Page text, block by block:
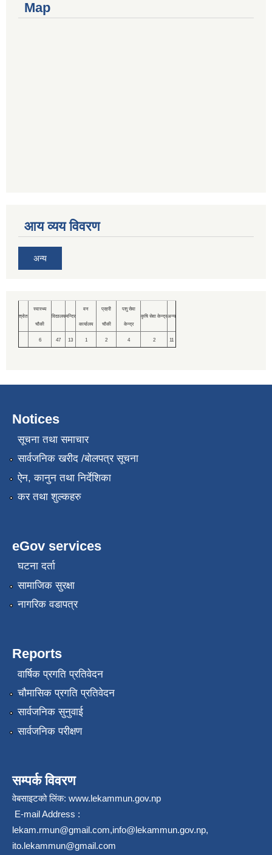
Map
आय व्यय विवरण
अन्य
श्रोत
स्वास्थ्य
चौकी
विद्यालयमन्दिर
वन
कार्यालय
प्रहरी
चौकी
पशु सेवा
केन्द्र
कृषि सेवा केन्द्रअन्य
6 47 13 1 2 4 2 11
Notices
सूचना तथा समाचार
सार्वजनिक खरीद /बोलपत्र सूचना
ऐन, कानुन तथा निर्देशिका
कर तथा शुल्कहरु
eGov services
घटना दर्ता
सामाजिक सुरक्षा
नागरिक वडापत्र
Reports
वार्षिक प्रगति प्रतिवेदन
चौमासिक प्रगति प्रतिवेदन
सार्वजनिक सुनुवाई
सार्वजनिक परीक्षण
सम्पर्क विवरण
वेबसाइटको लिंक: www.lekammun.gov.np
E-mail Address :
lekam.rmun@gmail.com,info@lekammun.gov.np,
ito.lekammun@gmail.com